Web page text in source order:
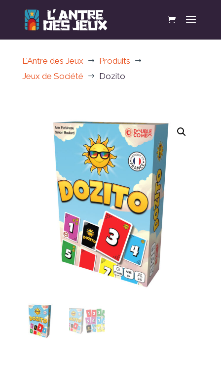
L'Antre des Jeux $ Produits $
Jeux de Société $ Dozito